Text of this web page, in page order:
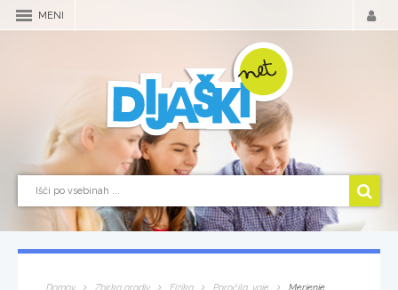
MENI